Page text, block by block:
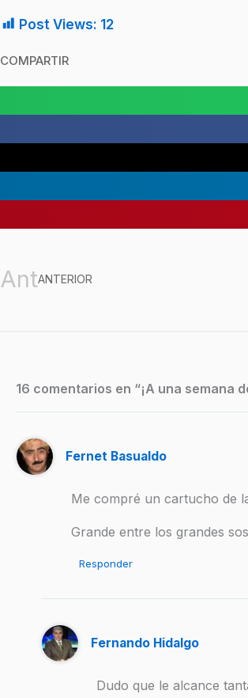
Post Views: 12
COMPARTIR
AntANTERIOR
16 comentarios en “¡A una semana
Fernet Basualdo
Me compré un cartucho de
Grande entre los grandes
Responder
Fernando Hidalgo
Dudo que le alcance